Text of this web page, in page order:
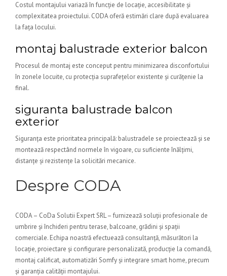
Costul montajului variază în funcție de locație, accesibilitate și
complexitatea proiectului. CODA oferă estimări clare după evaluarea
la fața locului.
montaj balustrade exterior balcon
Procesul de montaj este conceput pentru minimizarea disconfortului
în zonele locuite, cu protecția suprafețelor existente și curățenie la
final.
siguranta balustrade balcon
exterior
Siguranța este prioritatea principală: balustradele se proiectează și se
montează respectând normele în vigoare, cu suficiente înălțimi,
distanțe și rezistențe la solicitări mecanice.
Despre CODA
CODA – CoDa Solutii Expert SRL – furnizează soluții profesionale de
umbrire și închideri pentru terase, balcoane, grădini și spații
comerciale. Echipa noastră efectuează consultanță, măsurători la
locație, proiectare și configurare personalizată, producție la comandă,
montaj calificat, automatizări Somfy și integrare smart home, precum
și garanția calității montajului.